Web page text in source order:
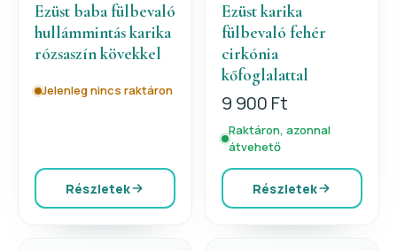
Ezüst baba fülbevaló
hullámmintás karika
rózsaszín kövekkel
Jelenleg nincs raktáron
Részletek
Ezüst karika
fülbevaló fehér
cirkónia
kőfoglalattal
9 900 Ft
Raktáron, azonnal
átvehető
Részletek